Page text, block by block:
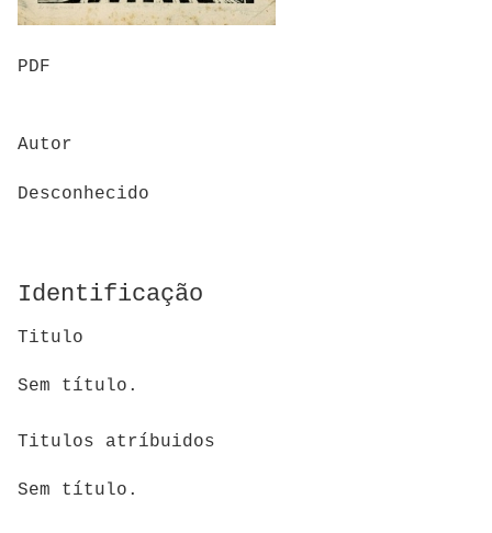
PDF
Autor
Desconhecido
Identificação
Titulo
Sem título.
Titulos atríbuidos
Sem título.